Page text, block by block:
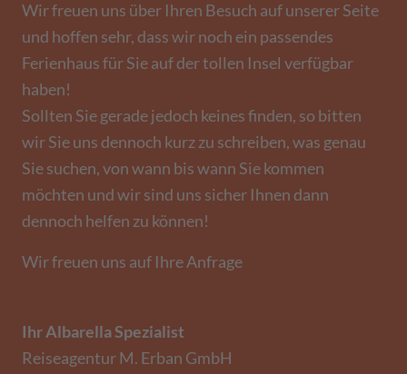
Wir freuen uns über Ihren Besuch auf unserer Seite
und hoffen sehr, dass wir noch ein passendes
Ferienhaus für Sie auf der tollen Insel verfügbar
haben!
Sollten Sie gerade jedoch keines finden, so bitten
wir Sie uns dennoch kurz zu schreiben, was genau
Sie suchen, von wann bis wann Sie kommen
möchten und wir sind uns sicher Ihnen dann
dennoch helfen zu können!
Wir freuen uns auf Ihre Anfrage
Ihr Albarella Spezialist
Reiseagentur M. Erban GmbH